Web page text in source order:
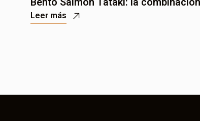
Leer más